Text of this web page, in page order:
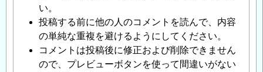
い。
投稿する前に他の人のコメントを読んで、内容
の単純な重複を避けるようにしてください。
コメントは投稿後に修正および削除できません
ので、プレビューボタンを使って間違いがない